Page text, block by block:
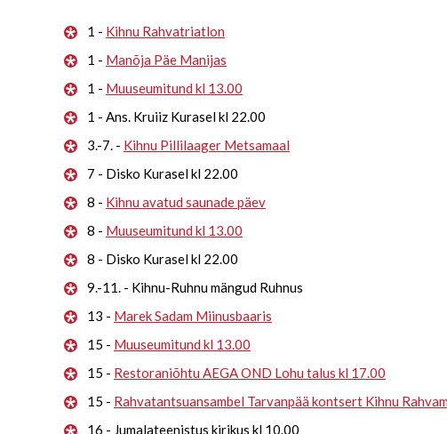
1 - Kihnu Rahvatriatlon
1 - Manõja Päe Manijas
1 - Muuseumitund kl 13.00
1 - Ans. Kruiiz Kurasel kl 22.00
3.-7. - Kihnu Pillilaager Metsamaal
7 - Disko Kurasel kl 22.00
8 - Kihnu avatud saunade päev
8 - Muuseumitund kl 13.00
8 - Disko Kurasel kl 22.00
9.-11. - Kihnu-Ruhnu mängud Ruhnus
13 - Marek Sadam Miinusbaaris
15 - Muuseumitund kl 13.00
15 - Restoraniõhtu AEGA OND Lohu talus kl 17.00
15 - Rahvatantsuansambel Tarvanpää kontsert Kihnu
16 - Jumalateenistus kirikus kl 10.00